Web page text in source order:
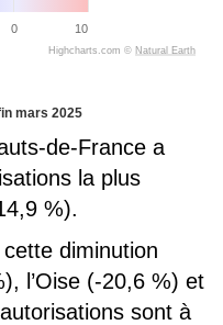
0 10
Highcharts.com © Natural Earth
mars 2025
de-France a
la plus
%).
diminution
l’Oise (-20,6 %) et
sont à